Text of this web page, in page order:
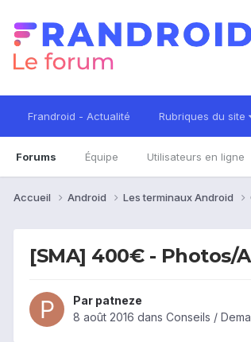
Frandroid - Actualité Rubriques du site
Forums Équipe Utilisateurs en ligne
Accueil Android Les terminaux Android
[SMA] 400€ - Photos/
Par patneze
8 août 2016 dans Conseils /